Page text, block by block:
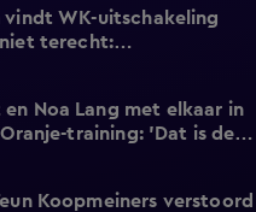
vindt WK-uitschakeling
terecht:
Noa Lang met elkaar in
training: 'Dat is de
Koopmeiners verstoord